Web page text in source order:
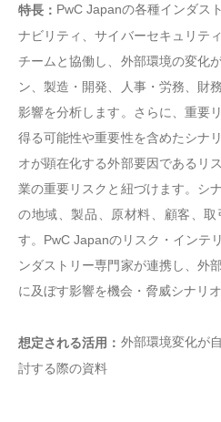
特長： PwC Japanの各種インダス
ナビリティ、サイバーセキュリテ
チームと協働し、外部環境の変化
ン、製造・開発、人事・労務、財
影響を分析します。さらに、重要
得る可能性や重要性を含めたシナ
オが顕在化する外部要因であるリ
業の重要リスクと紐づけます。シ
の地域、製品、原材料、顧客、
す。PwC Japanのリスク・インテ
ンダストリー専門家が連携し、外
に及ぼす影響を機会・脅威シナリ
想定される活用： 外部環境変化が
討する際の資料